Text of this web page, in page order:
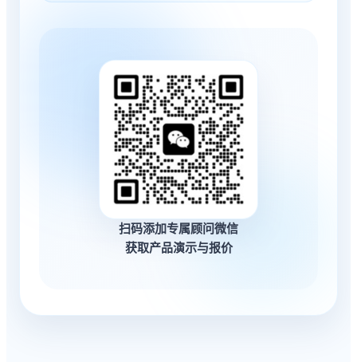
扫码添加专属顾问微信
获取产品演示与报价